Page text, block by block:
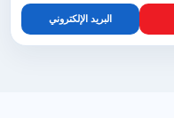
البريد الإلكتروني